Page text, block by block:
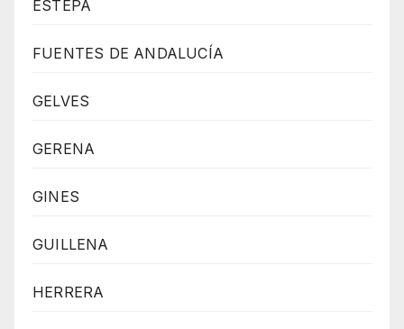
ESTEPA
FUENTES DE ANDALUCÍA
GELVES
GERENA
GINES
GUILLENA
HERRERA